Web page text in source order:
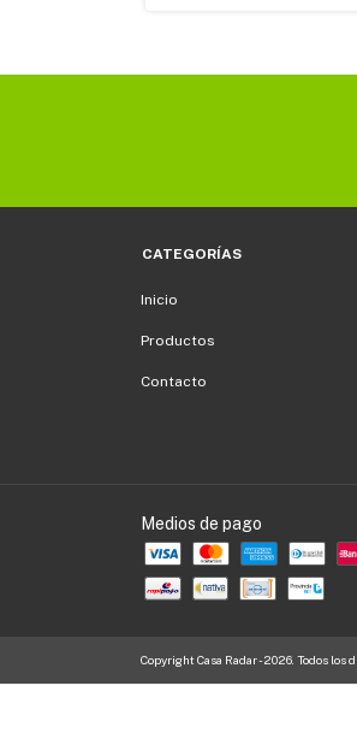
CATEGORÍAS
Inicio
Productos
Contacto
Medios de pago
Copyright Casa Radar - 2026. Todos los